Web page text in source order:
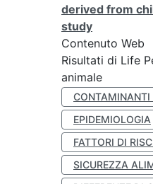
derived from
study
Contenuto Web
Risultati di Life
animale
CONTAMINANTI
EPIDEMIOLOGIA
FATTORI DI
SICUREZZA